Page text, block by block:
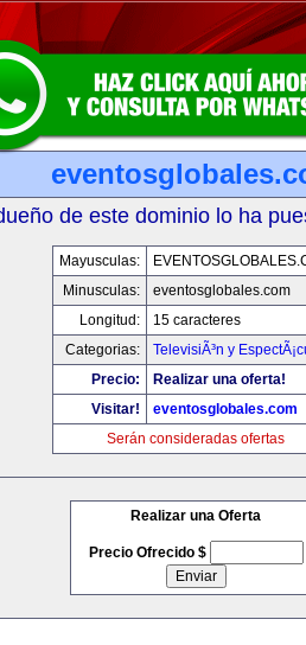
de este dominio lo ha
Mayusculas:
Minusculas:
eventosglobales.com
Longitud:
15 caracteres
Categorias:
TelevisiÃ³n y
Precio:
Realizar una oferta!
Visitar!
eventosglobales.com
Serán consideradas ofertas
Realizar una Oferta
Precio Ofrecido $